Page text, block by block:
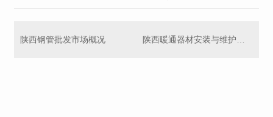
陕西钢管批发市场概况